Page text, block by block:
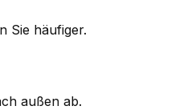
Sie häufiger.
außen ab.